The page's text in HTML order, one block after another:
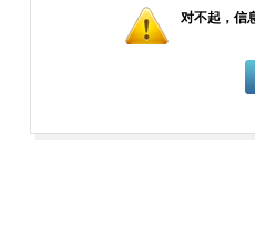
对不起，信